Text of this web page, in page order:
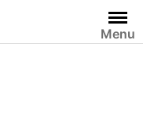
Menu